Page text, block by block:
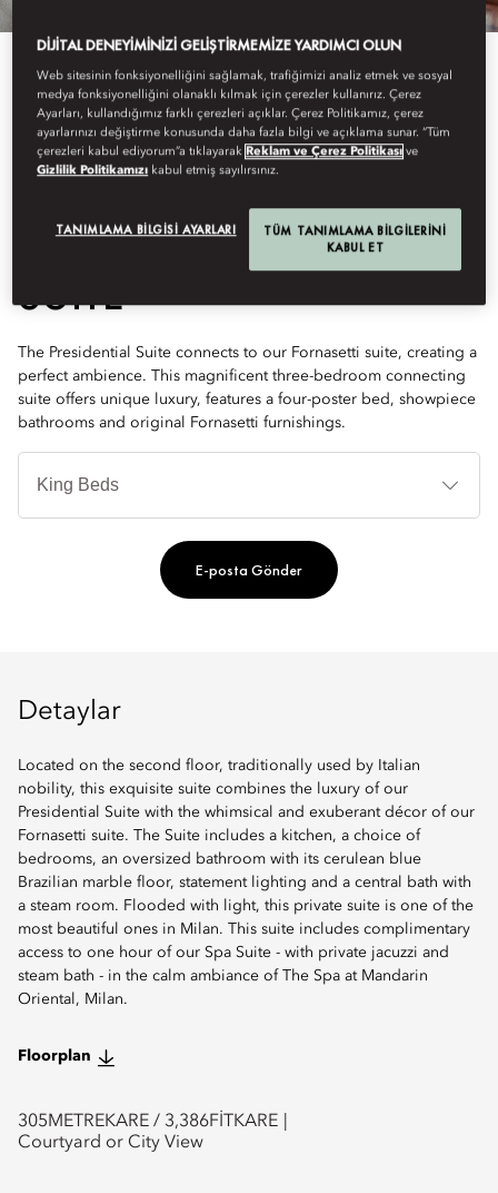
See All Rooms
GRAND PRESIDENTIAL
SUITE
The Presidential Suite connects to our Fornasetti suite, creating a
perfect ambience. This magnificent three-bedroom connecting
suite offers unique luxury, features a four-poster bed, showpiece
bathrooms and original Fornasetti furnishings.
E-posta Gönder
Detaylar
Located on the second floor, traditionally used by Italian
nobility, this exquisite suite combines the luxury of our
Presidential Suite with the whimsical and exuberant décor of our
Fornasetti suite. The Suite includes a kitchen, a choice of
bedrooms, an oversized bathroom with its cerulean blue
Brazilian marble floor, statement lighting and a central bath with
a steam room. Flooded with light, this private suite is one of the
most beautiful ones in Milan. This suite includes complimentary
access to one hour of our Spa Suite - with private jacuzzi and
steam bath - in the calm ambiance of The Spa at Mandarin
Oriental, Milan.
Floorplan
305METREKARE / 3,386FİTKARE
Courtyard or City View
DIJITAL DENEYIMINIZI GELIŞTIRMEMIZE YARDIMCI OLUN
Web sitesinin fonksiyonelliğini sağlamak, trafiğimizi analiz etmek ve sosyal
medya fonksiyonelliğini olanaklı kılmak için çerezler kullanırız. Çerez
Ayarları, kullandığımız farklı çerezleri açıklar. Çerez Politikamız, çerez
ayarlarınızı değiştirme konusunda daha fazla bilgi ve açıklama sunar. “Tüm
çerezleri kabul ediyorum”a tıklayarak Reklam ve Çerez Politikası ve
Gizlilik Politikamızı kabul etmiş sayılırsınız.
TANIMLAMA BILGISI AYARLARI
TÜM TANIMLAMA BILGILERINI
KABUL ET